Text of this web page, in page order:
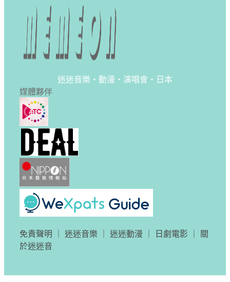
迷迷音樂・動漫・演唱會・日本
媒體夥伴
免責聲明 迷迷音樂 迷迷動漫 日劇電影
關
於迷迷音